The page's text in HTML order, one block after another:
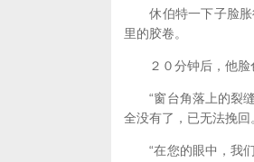
休伯特一下子脸胀
里的胶卷。
２０分钟后，他脸
“窗台角落上的裂缝
全没有了，已无法挽回
“在您的眼中，我们